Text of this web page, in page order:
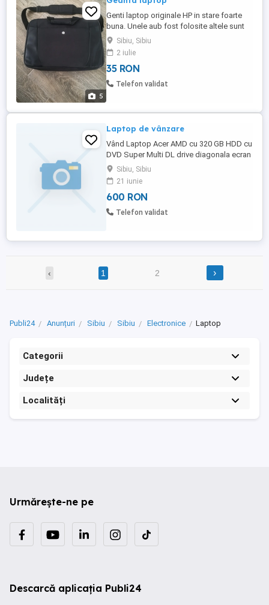
5
Genti laptop originale HP in stare foarte
buna. Unele aub fost folosite altele sunt
noi. Pentru mai multe detalii ma puteti
contacta Telefonic.
Sibiu, Sibiu
2 iulie
35 RON
Telefon validat
Laptop de vânzare
Vând Laptop Acer AMD cu 320 GB HDD cu
DVD Super Multi DL drive diagonala ecran
de 15,6 Led LCD.
Sibiu, Sibiu
21 iunie
600 RON
Telefon validat
‹ 1 2 ›
Publi24 Anunțuri Sibiu Sibiu Electronice Laptop
Categorii
Județe
Localități
Urmărește-ne pe
Descarcă aplicația Publi24